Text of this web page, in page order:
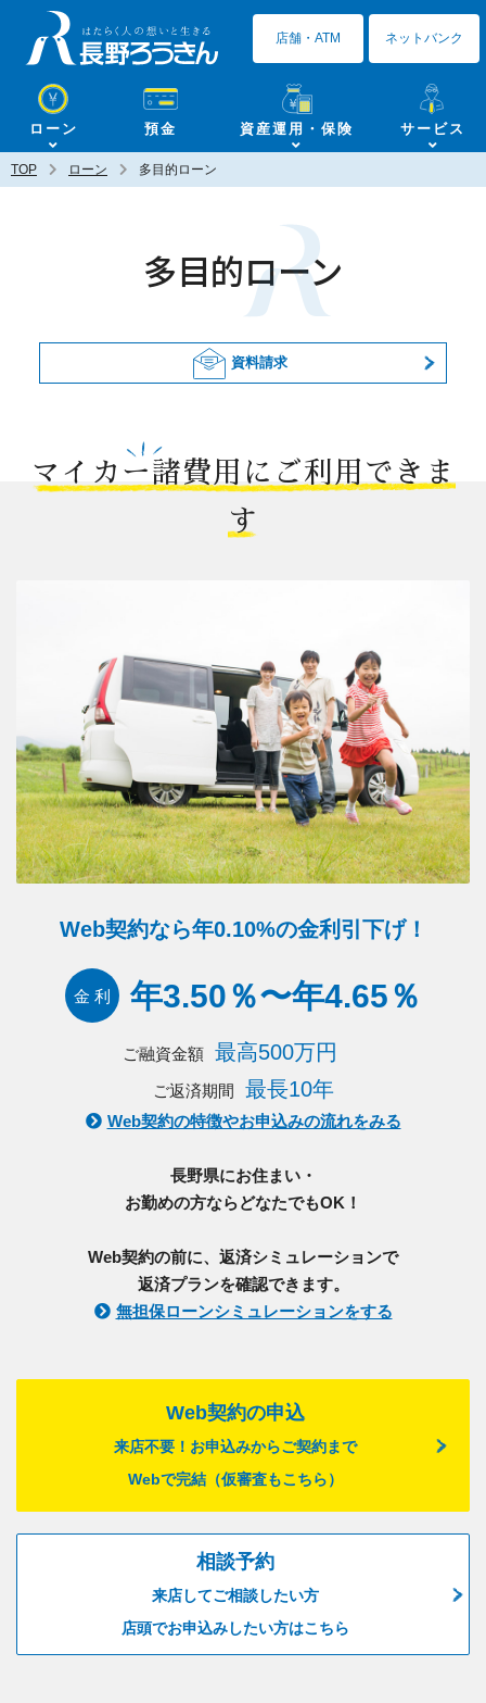
ローン 預金 資産運用・保険 サービス
店舗・ATM ネットバンク
TOP ローン 多目的ローン
多目的ローン
資料請求
マイカー諸費用にご利用できま
す
Web契約なら年0.10%の金利引下げ！
金 利 年3.50％〜年4.65％
ご融資金額 最高500万円
ご返済期間 最長10年
Web契約の特徴やお申込みの流れをみる
長野県にお住まい・
お勤めの方ならどなたでもOK！
Web契約の前に、返済シミュレーションで
返済プランを確認できます。
無担保ローンシミュレーションをする
Web契約の申込
来店不要！お申込みからご契約まで
Webで完結（仮審査もこちら）
相談予約
来店してご相談したい方
店頭でお申込みしたい方はこちら